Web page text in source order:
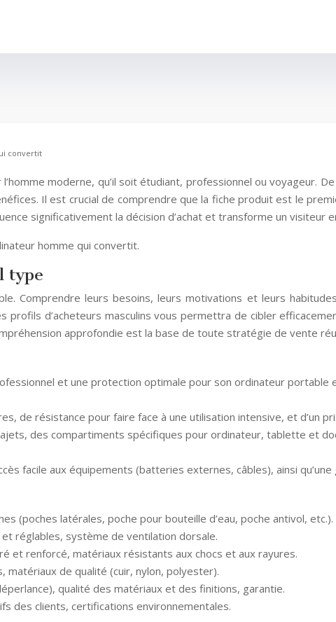
convertit
moderne, qu’il soit étudiant, professionnel ou voyageur.
Il est crucial de comprendre que la fiche produit est le
significativement la décision d’achat et transforme un visiteur
homme qui convertit.
type
Comprendre leurs besoins, leurs motivations et leurs
d’acheteurs masculins vous permettra de cibler
approfondie est la base de toute stratégie de vente
et une protection optimale pour son ordinateur
de résistance pour faire face à une utilisation intensive, et d’un
des compartiments spécifiques pour ordinateur, tablette et
facile aux équipements (batteries externes, câbles), ainsi qu’une
(poches latérales, poche pour bouteille d’eau, poche antivol, etc.).
réglables, système de ventilation dorsale.
et renforcé, matériaux résistants aux chocs et aux rayures.
de qualité (cuir, nylon, polyester).
qualité des matériaux et des finitions, garantie.
des clients, certifications environnementales.